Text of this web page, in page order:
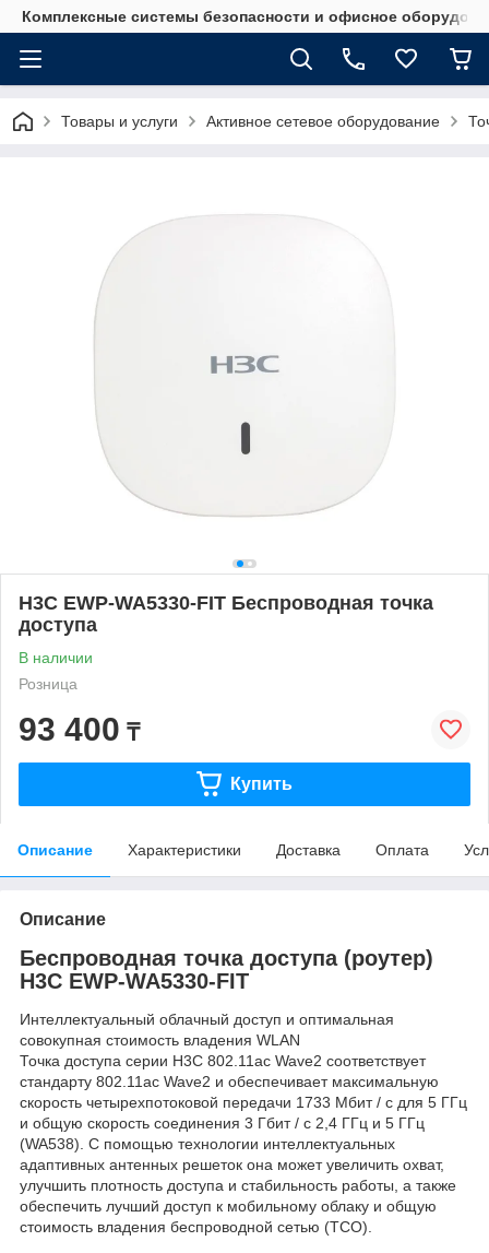
Комплексные системы безопасности и офисное
Товары и услуги Активное сетевое оборудование
H3C EWP-WA5330-FIT Беспроводная точка
доступа
В наличии
Розница
93 400 ₸
Купить
Описание Характеристики Доставка Оплата
Описание
Беспроводная точка доступа (роутер)
H3C EWP-WA5330-FIT
Интеллектуальный облачный доступ и оптимальная
совокупная стоимость владения WLAN
Точка доступа серии H3C 802.11ac Wave2 соответствует
стандарту 802.11ac Wave2 и обеспечивает максимальную
скорость четырехпотоковой передачи 1733 Мбит / с для 5 ГГц
и общую скорость соединения 3 Гбит / с 2,4 ГГц и 5 ГГц
(WA538). С помощью технологии интеллектуальных
адаптивных антенных решеток она может увеличить охват,
улучшить плотность доступа и стабильность работы, а также
обеспечить лучший доступ к мобильному облаку и общую
стоимость владения беспроводной сетью (TCO).